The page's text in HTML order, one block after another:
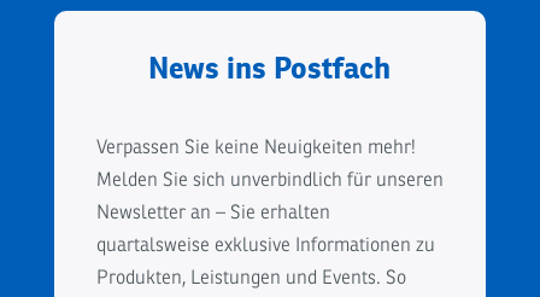
News ins Postfach
Verpassen Sie keine Neuigkeiten mehr!
Melden Sie sich unverbindlich für unseren
Newsletter an – Sie erhalten
quartalsweise exklusive Informationen zu
Produkten, Leistungen und Events. So